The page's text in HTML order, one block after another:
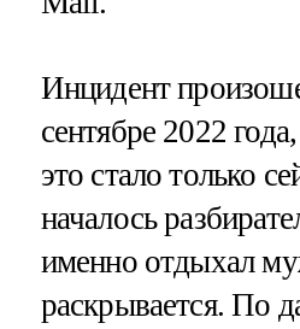
Инцидент
сентябре 2022
это стало только
началось
именно отдыхал
раскрывается. По